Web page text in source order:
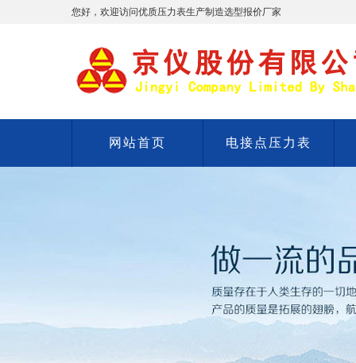
您好，欢迎访问优质压力表生产制造选型报价厂家
网站首页 电接点压力表